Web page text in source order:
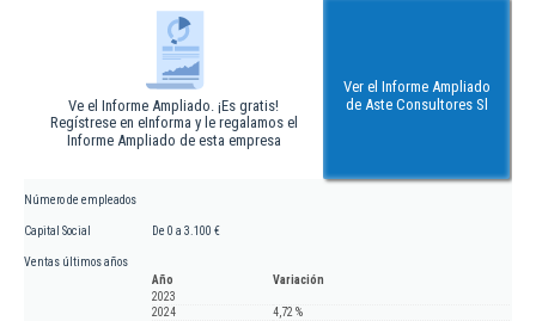
Ve el Informe Ampliado. ¡Es gratis!
Regístrese en eInforma y le regalamos el
Informe Ampliado de esta empresa
Ver el Informe Ampliado
de Aste Consultores Sl
Número de empleados
Capital Social De 0 a 3.100 €
Ventas últimos años
Año
Variación
2023
2024
4,72 %